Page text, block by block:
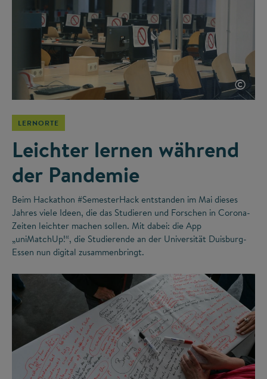
©
LERNORTE
Leichter lernen während
der Pandemie
Beim Hackathon #SemesterHack entstanden im Mai dieses
Jahres viele Ideen, die das Studieren und Forschen in Corona-
Zeiten leichter machen sollen. Mit dabei: die App
„uniMatchUp!“, die Studierende an der Universität Duisburg-
Essen nun digital zusammenbringt.